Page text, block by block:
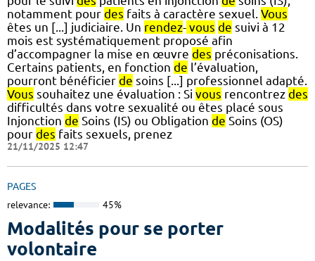
notamment pour des faits à caractère sexuel. Vous
êtes un [...] judiciaire. Un rendez- vous de suivi à 12
mois est systématiquement proposé afin
d’accompagner la mise en œuvre des préconisations.
Certains patients, en fonction de l’évaluation,
pourront bénéficier de soins [...] professionnel adapté.
Vous souhaitez une évaluation : Si vous rencontrez des
difficultés dans votre sexualité ou êtes placé sous
Injonction de Soins (IS) ou Obligation de Soins (OS)
pour des faits sexuels, prenez
21/11/2025 12:47
PAGES
relevance: 45%
Modalités pour se porter
volontaire